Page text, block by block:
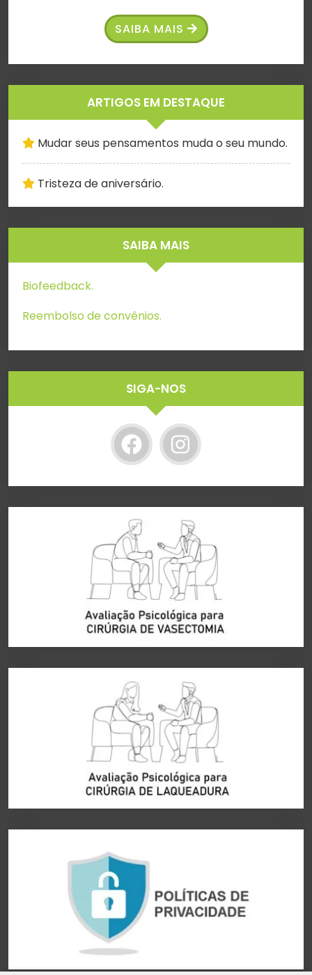
SAIBA MAIS
ARTIGOS EM DESTAQUE
Mudar seus pensamentos muda o seu mundo.
Tristeza de aniversário.
SAIBA MAIS
Biofeedback.
Reembolso de convênios.
SIGA-NOS